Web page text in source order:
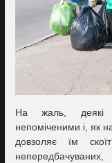
На жаль, деякі
непоміченими і, як
довзоляє їм